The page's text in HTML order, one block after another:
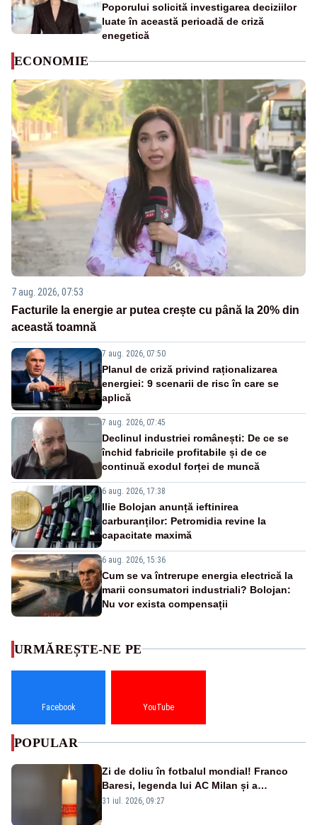
Poporului solicită investigarea deciziilor
luate în această perioadă de criză
enegetică
ECONOMIE
7 aug. 2026, 07:53
Facturile la energie ar putea crește cu până la 20% din
această toamnă
7 aug. 2026, 07:50
Planul de criză privind raționalizarea
energiei: 9 scenarii de risc în care se
aplică
7 aug. 2026, 07:45
Declinul industriei românești: De ce se
închid fabricile profitabile și de ce
continuă exodul forței de muncă
6 aug. 2026, 17:38
Ilie Bolojan anunță ieftinirea
carburanților: Petromidia revine la
capacitate maximă
6 aug. 2026, 15:36
Cum se va întrerupe energia electrică la
marii consumatori industriali? Bolojan:
Nu vor exista compensații
URMĂREȘTE-NE PE
Facebook YouTube
POPULAR
Zi de doliu în fotbalul mondial! Franco
Baresi, legenda lui AC Milan și a
naționalei Italiei, a murit
31 iul. 2026, 09:27